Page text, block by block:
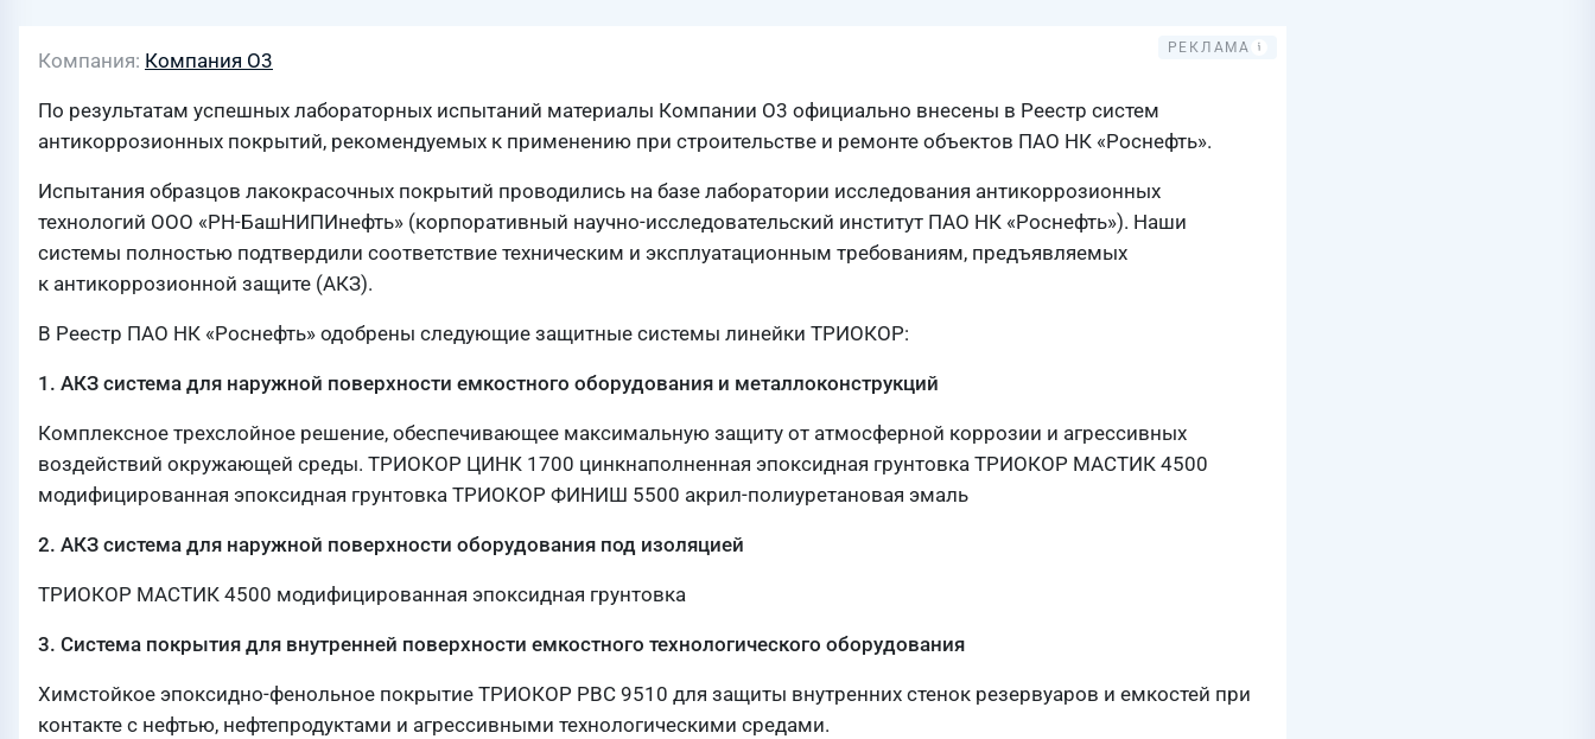
Компания Компания О3
По результатам успешных лабораторных испытаний материалы Компании О3 официально внесены в Реестр систем
антикоррозионных покрытий, рекомендуемых к применению при строительстве и ремонте объектов ПАО НК «Роснефть».
Испытания образцов лакокрасочных покрытий проводились на базе лаборатории исследования антикоррозионных
технологий ООО «РН-БашНИПИнефть» (корпоративный научно-исследовательский институт ПАО НК «Роснефть»). Наши
системы полностью подтвердили соответствие техническим и эксплуатационным требованиям, предъявляемых
к антикоррозионной защите (АКЗ).
В Реестр ПАО НК «Роснефть» одобрены следующие защитные системы линейки ТРИОКОР:
1. АКЗ система для наружной поверхности емкостного оборудования и металлоконструкций
Комплексное трехслойное решение, обеспечивающее максимальную защиту от атмосферной коррозии и агрессивных
воздействий окружающей среды. ТРИОКОР ЦИНК 1700 цинкнаполненная эпоксидная грунтовка ТРИОКОР МАСТИК 4500
модифицированная эпоксидная грунтовка ТРИОКОР ФИНИШ 5500 акрил-полиуретановая эмаль
2. АКЗ система для наружной поверхности оборудования под изоляцией
ТРИОКОР МАСТИК 4500 модифицированная эпоксидная грунтовка
3. Система покрытия для внутренней поверхности емкостного технологического оборудования
Химстойкое эпоксидно-фенольное покрытие ТРИОКОР РВС 9510 для защиты внутренних стенок резервуаров и емкостей при
контакте с нефтью, нефтепродуктами и агрессивными технологическими средами.